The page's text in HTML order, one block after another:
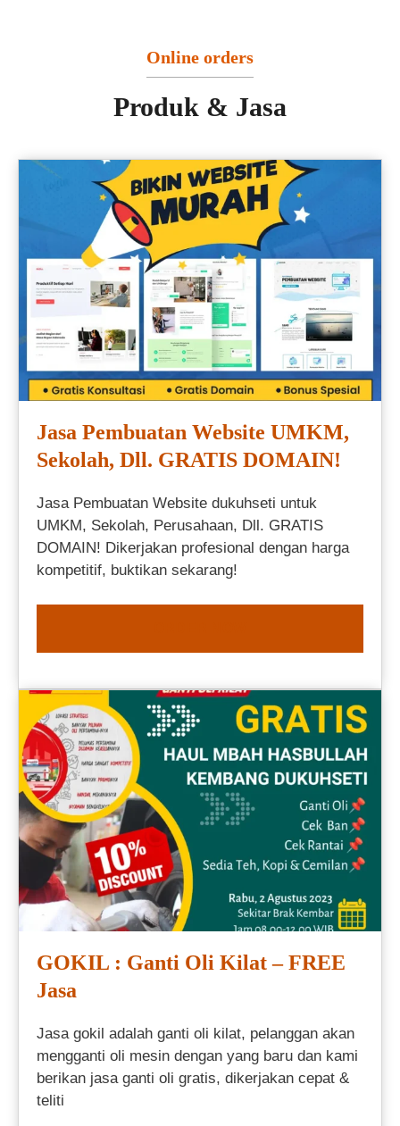
Online orders
Produk & Jasa
Jasa Pembuatan Website UMKM,
Sekolah, Dll. GRATIS DOMAIN!
Jasa Pembuatan Website dukuhseti untuk
UMKM, Sekolah, Perusahaan, Dll. GRATIS
DOMAIN! Dikerjakan profesional dengan harga
kompetitif, buktikan sekarang!
GOKIL : Ganti Oli Kilat – FREE
Jasa
Jasa gokil adalah ganti oli kilat, pelanggan akan
mengganti oli mesin dengan yang baru dan kami
berikan jasa ganti oli gratis, dikerjakan cepat &
teliti